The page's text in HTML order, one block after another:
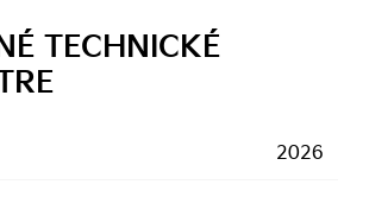
TECHNICKÉ
2026